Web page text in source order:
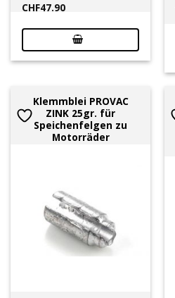
CHF47.90
Klemmblei PROVAC
ZINK 25gr. für
Speichenfelgen zu
Motorräder